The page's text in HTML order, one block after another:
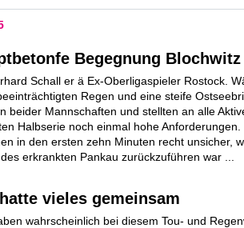
Begegnung
Schall er ä Ex-Oberligaspieler Rostock.
Regen und eine steife
beider Mannschaften und stellten an alle
Halbserie noch einmal hohe Anforderungen.
in den ersten zehn Minuten recht unsicher,
erkrankten Pankau zurückzuführen war ...
vieles gemeinsam
wahrscheinlich bei diesem Tou- und